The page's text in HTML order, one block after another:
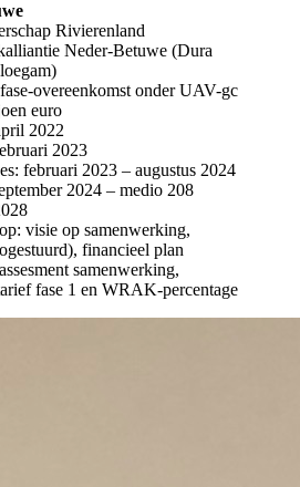
Rivierenland
Neder-Betuwe (Dura
overeenkomst onder UAV-gc
euro
2022
2023
februari 2023 – augustus 2024
2024 – medio 208
visie op samenwerking,
financieel plan
samenwerking,
fase 1 en WRAK-percentage